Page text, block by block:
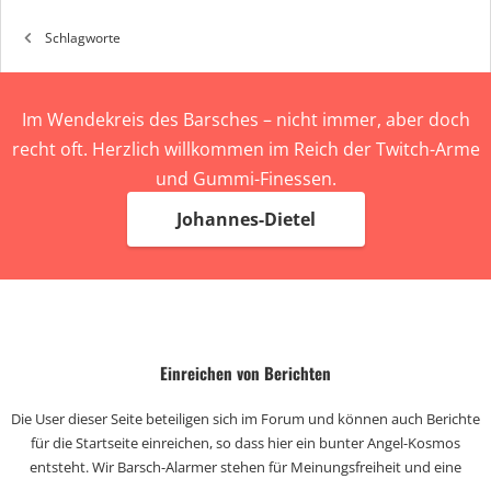
Schlagworte
Im Wendekreis des Barsches – nicht immer, aber doch
recht oft. Herzlich willkommen im Reich der Twitch-Arme
und Gummi-Finessen.
Johannes-Dietel
Einreichen von Berichten
Die User dieser Seite beteiligen sich im Forum und können auch Berichte
für die Startseite einreichen, so dass hier ein bunter Angel-Kosmos
entsteht. Wir Barsch-Alarmer stehen für Meinungsfreiheit und eine